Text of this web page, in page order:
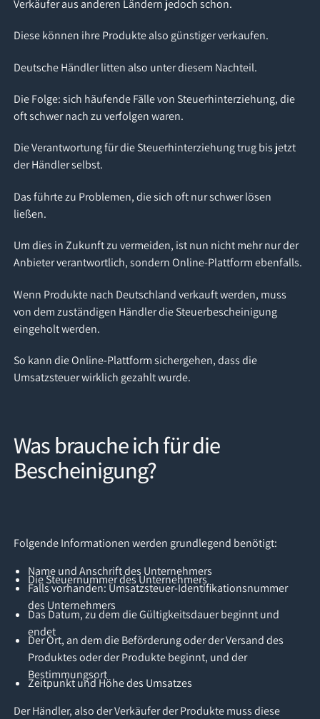
Verkäufer aus anderen Ländern jedoch schon.
Diese können ihre Produkte also günstiger verkaufen.
Deutsche Händler litten also unter diesem Nachteil.
Die Folge: sich häufende Fälle von Steuerhinterziehung, die
oft schwer nach zu verfolgen waren.
Die Verantwortung für die Steuerhinterziehung trug bis jetzt
der Händler selbst.
Das führte zu Problemen, die sich oft nur schwer lösen
ließen.
Um dies in Zukunft zu vermeiden, ist nun nicht mehr nur der
Anbieter verantwortlich, sondern Online-Plattform ebenfalls.
Wenn Produkte nach Deutschland verkauft werden, muss
von dem zuständigen Händler die Steuerbescheinigung
eingeholt werden.
So kann die Online-Plattform sichergehen, dass die
Umsatzsteuer wirklich gezahlt wurde.
Was brauche ich für die
Bescheinigung?
Folgende Informationen werden grundlegend benötigt:
Name und Anschrift des Unternehmers
Die Steuernummer des Unternehmers
Falls vorhanden: Umsatzsteuer-Identifikationsnummer
des Unternehmers
Das Datum, zu dem die Gültigkeitsdauer beginnt und
endet
Der Ort, an dem die Beförderung oder der Versand des
Produktes oder der Produkte beginnt, und der
Bestimmungsort
Zeitpunkt und Höhe des Umsatzes
Der Händler, also der Verkäufer der Produkte muss diese